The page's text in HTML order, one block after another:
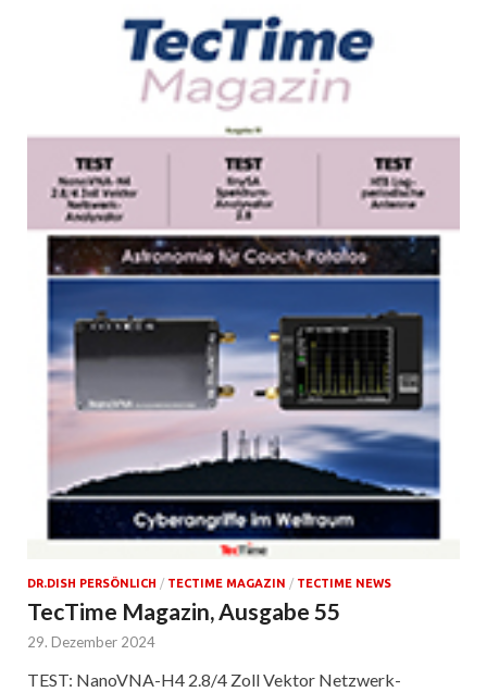
DR.DISH PERSÖNLICH / TECTIME MAGAZIN / TECTIME NEWS
TecTime Magazin, Ausgabe 55
29. Dezember 2024
TEST: NanoVNA-H4 2.8/4 Zoll Vektor Netzwerk-